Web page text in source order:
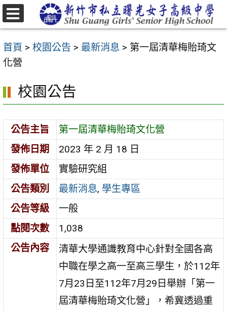
跳
至
要
內
區
首頁 > 校園公告 > 最新消息 > 第一屆清華梅貽琦文
化營
校園公告
公告主旨
第一屆清華梅貽琦文化營
發佈日期
2023 年 2 月 18 日
發佈單位
實驗研究組
公告類別
最新消息, 學生專區
公告等級
一般
點閱次數
1,038
公告內容
清華大學通識教育中心針對全國各高
中職在學之高一至高三學生，於112年
7月23日至112年7月29日舉辦「第一
屆清華梅貽琦文化營」，希冀透過重
選
單